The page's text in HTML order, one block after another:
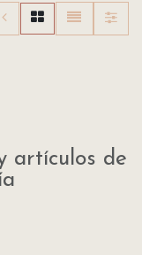
artículos de